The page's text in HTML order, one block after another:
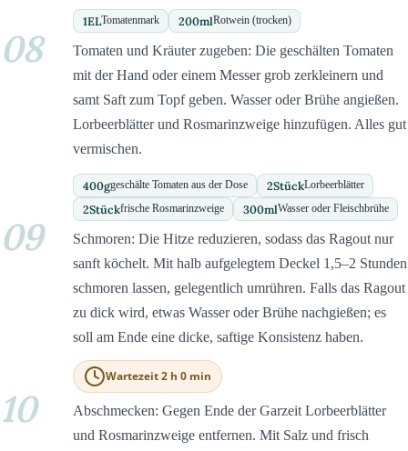
1ELTomatenmark 200mlRotwein (trocken)
08
Tomaten und Kräuter zugeben: Die geschälten Tomaten
mit der Hand oder einem Messer grob zerkleinern und
samt Saft zum Topf geben. Wasser oder Brühe angießen.
Lorbeerblätter und Rosmarinzweige hinzufügen. Alles gut
vermischen.
400ggeschälte Tomaten aus der Dose 2StückLorbeerblätter
2Stückfrische Rosmarinzweige 300mlWasser oder Fleischbrühe
09
Schmoren: Die Hitze reduzieren, sodass das Ragout nur
sanft köchelt. Mit halb aufgelegtem Deckel 1,5–2 Stunden
schmoren lassen, gelegentlich umrühren. Falls das Ragout
zu dick wird, etwas Wasser oder Brühe nachgießen; es
soll am Ende eine dicke, saftige Konsistenz haben.
Wartezeit 2 h 0 min
10
Abschmecken: Gegen Ende der Garzeit Lorbeerblätter
und Rosmarinzweige entfernen. Mit Salz und frisch